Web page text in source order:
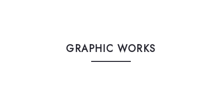
GRAPHIC WORKS